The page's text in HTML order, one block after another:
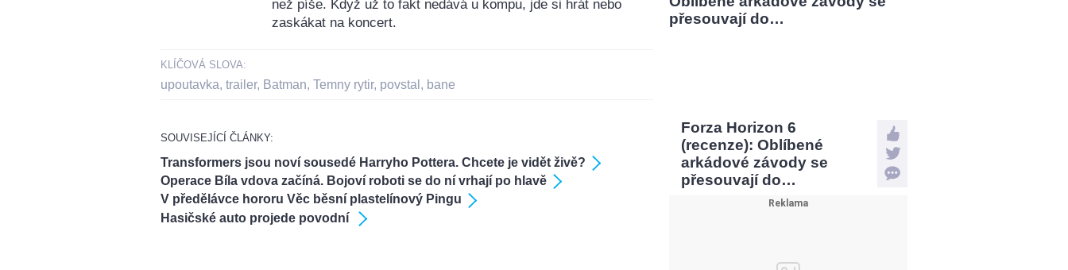
než píše. Když už to fakt nedává u kompu, jde si hrát nebo
zaskákat na koncert.
KLÍČOVÁ SLOVA:
upoutavka, trailer, Batman, Temny rytir, povstal , bane
SOUVISEJÍCÍ ČLÁNKY:
Transformers jsou noví sousedé Harryho Pottera. Chcete je vidět živě?
Operace Bíla vdova začíná. Bojoví roboti se do ní vrhají po hlavě
V předělávce hororu Věc běsní plastelínový Pingu
Hasičské auto projede povodní
Forza Horizon 6
(recenze): Oblíbené
arkádové závody se
přesouvají do…